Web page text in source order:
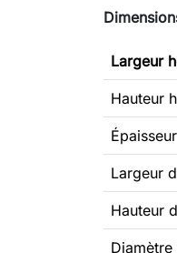
Largeur
Hauteur
Largeur
Hauteur